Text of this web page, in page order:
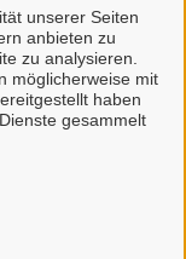
unserer Seiten
anbieten zu
zu analysieren.
möglicherweise mit
haben
gesammelt
Sie auf der